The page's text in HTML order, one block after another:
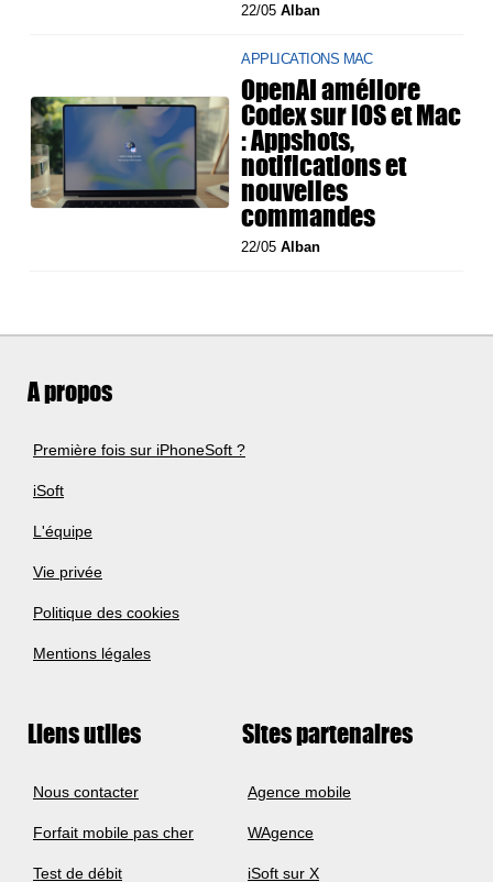
22/05Alban
APPLICATIONS MAC
OpenAI améliore
Codex sur iOS et Mac
: Appshots,
notifications et
nouvelles
commandes
22/05Alban
A propos
Première fois sur iPhoneSoft ?
iSoft
L'équipe
Vie privée
Politique des cookies
Mentions légales
Liens utiles
Nous contacter
Forfait mobile pas cher
Test de débit
Sites partenaires
Agence mobile
WAgence
iSoft sur X